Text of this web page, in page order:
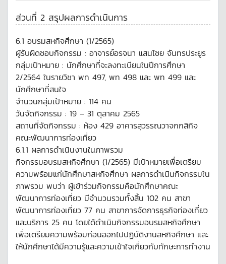
ส่วนที่ 2 สรุปผลการดำเนินการ
6.1 อบรมสหกิจศึกษา (1/2565)
ผู้รับผิดชอบกิจกรรม : อาจารย์อรจนา แสนไชย จันทรประยูร
กลุ่มเป้าหมาย : นักศึกษาที่จะลงทะเบียนในปีการศึกษา
2/2564 ในรายวิชา พท 497, พท 498 และ พท 499 และ
นักศึกษาที่สนใจ
จำนวนกลุ่มเป้าหมาย : 114 คน
วันจัดกิจกรรม : 19 – 31 ตุลาคม 2565
สถานที่จัดกิจกรรม : ห้อง 429 อาคารสุวรรณวาจกกสิกิจ
คณะพัฒนาการท่องเที่ยว
6.1.1 ผลการดำเนินงานในภาพรวม
กิจกรรมอบรมสหกิจศึกษา (1/2565) มีเป้าหมายเพื่อเตรียม
ความพร้อมแก่นักศึกษาสหกิจศึกษา ผลการดำเนินกิจกรรมใน
ภาพรวม พบว่า ผู้เข้าร่วมกิจกรรมคือนักศึกษาคณะ
พัฒนาการท่องเที่ยว มีจำนวนรวมทั้งสิ้น 102 คน สาขา
พัฒนาการท่องเที่ยว 77 คน สาขาการจัดการธุรกิจท่องเที่ยว
และบริการ 25 คน โดยได้ดำเนินกิจกรรมอบรมสหกิจศึกษา
เพื่อเตรียมความพร้อมก่อนออกไปปฏิบัติงานสหกิจศึกษา และ
ให้นักศึกษาได้มีความรู้และความเข้าใจเกี่ยวกับทักษะการทำงาน